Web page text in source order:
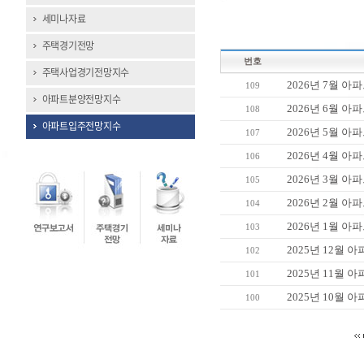
세미나자료
주택경기전망
주택사업경기전망지수
아파트분양전망지수
아파트입주전망지수
번호
109 2026년 7월 아
108 2026년 6월 아
107 2026년 5월 아
106 2026년 4월 아
105 2026년 3월 아
104 2026년 2월 아
103 2026년 1월 아
102 2025년 12월 아
101 2025년 11월 아
100 2025년 10월 아